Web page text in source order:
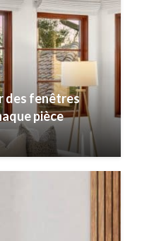
des fenêtres
pièce